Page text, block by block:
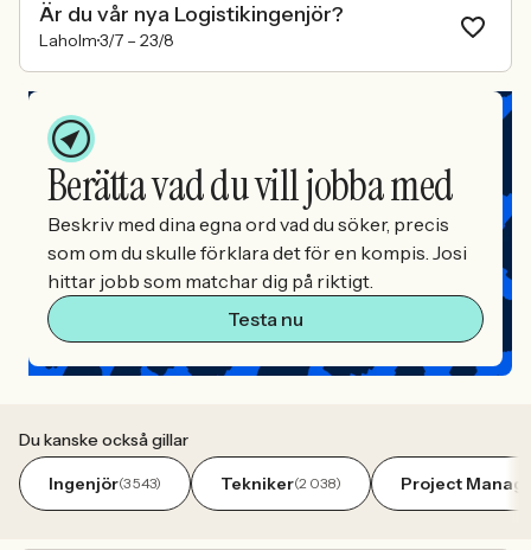
Är du vår nya Logistikingenjör?
Laholm3/7 – 23/8
Berätta vad du vill jobba med
Beskriv med dina egna ord vad du söker, precis
som om du skulle förklara det för en kompis. Josi
hittar jobb som matchar dig på riktigt.
Testa nu
Du kanske också gillar
Ingenjör(3 543) Tekniker(2 038) Project